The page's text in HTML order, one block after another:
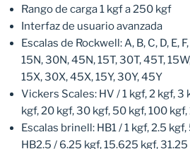
Rango de carga 1 kgf a 250 kgf
Interfaz de usuario avanzada
Escalas de Rockwell: A, B, C, D, E, F,
15N, 30N, 45N, 15T, 30T, 45T,
15X, 30X, 45X, 15Y, 30Y, 45Y
Vickers Scales: HV / 1 kgf, 2 kgf, 3
kgf, 20 kgf, 30 kgf, 50 kgf, 100 kgf,
Escalas brinell: HB1 / 1 kgf, 2.5
HB2.5 / 6.25 kgf, 15.625 kgf,